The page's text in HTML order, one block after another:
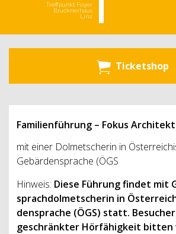
Treffpunkt Foyer
Brucknerhaus
Linz
Ticketshop
Familienführung – Fokus
mit einer Dolmetscherin in
Gebärdensprache (ÖGS
Hinweis: Diese Füh­run­g findet mit
sprach­dol­met­sche­rin in
den­spra­che (ÖGS) statt.
ge­schränk­ter Hörfähigkeit bitten